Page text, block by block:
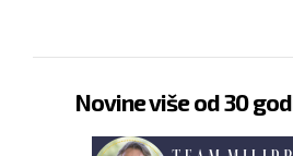
Novine više od 30